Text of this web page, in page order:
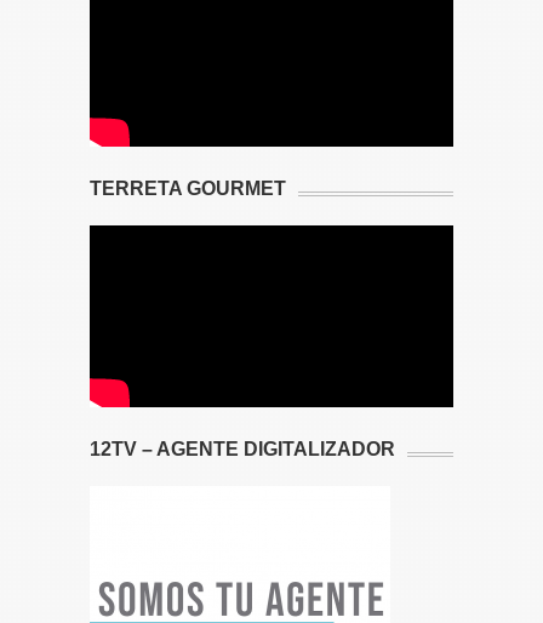
TERRETA GOURMET
12TV – AGENTE DIGITALIZADOR